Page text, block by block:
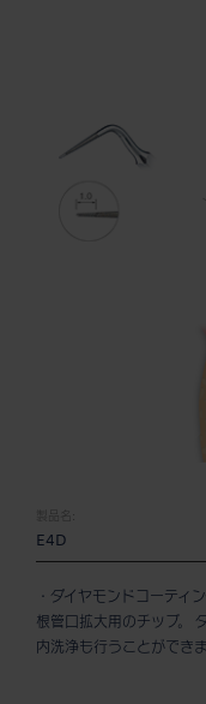
製品名:
E4D
・ダイヤモンドコーティン
根管口拡大用のチップ。
内洗浄も行うことができま